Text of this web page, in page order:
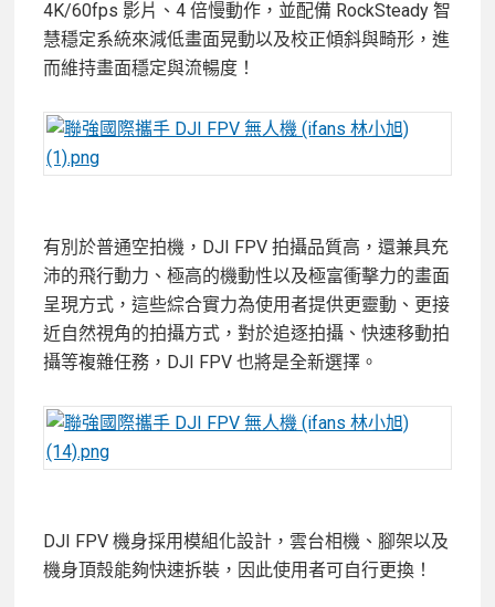
4K/60fps 影片、4 倍慢動作，並配備 RockSteady 智
慧穩定系統來減低畫面晃動以及校正傾斜與畸形，進
而維持畫面穩定與流暢度！
有別於普通空拍機，DJI FPV 拍攝品質高，還兼具充
沛的飛行動力、極高的機動性以及極富衝擊力的畫面
呈現方式，這些綜合實力為使用者提供更靈動、更接
近自然視角的拍攝方式，對於追逐拍攝、快速移動拍
攝等複雜任務，DJI FPV 也將是全新選擇。
DJI FPV 機身採用模組化設計，雲台相機、腳架以及
機身頂殼能夠快速拆裝，因此使用者可自行更換！